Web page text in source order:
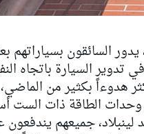
يدور السائقون
السيارة باتجاه
هدوءاً بكثير من
الطاقة ذات الست
لينبلاد، جميعهم